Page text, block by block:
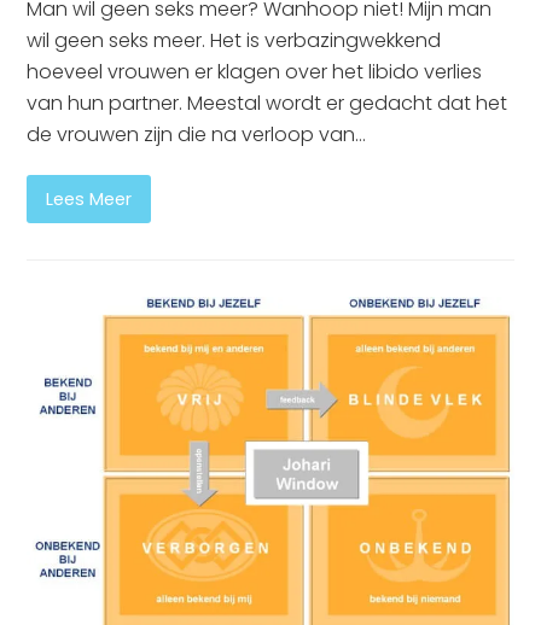
Man wil geen seks meer? Wanhoop niet! Mijn man
wil geen seks meer. Het is verbazingwekkend
hoeveel vrouwen er klagen over het libido verlies
van hun partner. Meestal wordt er gedacht dat het
de vrouwen zijn die na verloop van…
Lees Meer